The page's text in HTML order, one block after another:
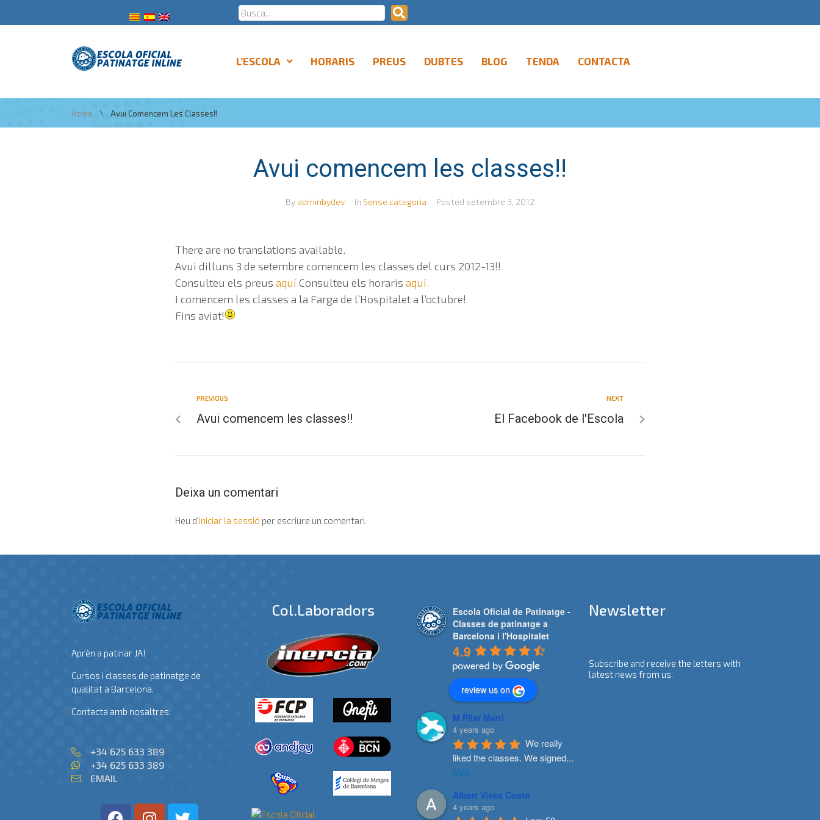
L’ESCOLA HORARIS PREUS DUBTES BLOG TENDA CONTACTA
Home \ Avui Comencem Les Classes!!
Avui comencem les classes!!
By adminbydev In Sense categoria Posted setembre 3, 2012
There are no translations available.
Avui dilluns 3 de setembre comencem les classes del curs 2012-13!!
Consulteu els preus aquíConsulteu els horaris aquí.
I comencem les classes a la Farga de l’Hospitalet a l’octubre!
Fins aviat!
PREVIOUS
Avui comencem les classes!!
NEXT
El Facebook de l'Escola
Deixa un comentari
Heu d'iniciar la sessió per escriure un comentari.
Aprèn a patinar JA!
Cursos i classes de patinatge de
qualitat a Barcelona.
Contacta amb nosaltres:
+34 625 633 389
+34 625 633 389
EMAIL
Col.laboradors
Escola Oficial de Patinatge -
Classes de patinatge a
Barcelona i l'Hospitalet
4.9
review us on
M Pilar Marti
4 years ago
We really
liked the classes. We signed...
Més
Albert Vives Costa
4 years ago
Newsletter
Subscribe and receive the letters with
latest news from us.